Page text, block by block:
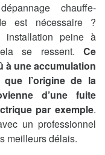
chauffe-
est nécessaire ?
installation peine à
se ressent. Ce
à une accumulation
l’origine de la
d’une fuite
par exemple.
un professionnel
meilleurs délais.